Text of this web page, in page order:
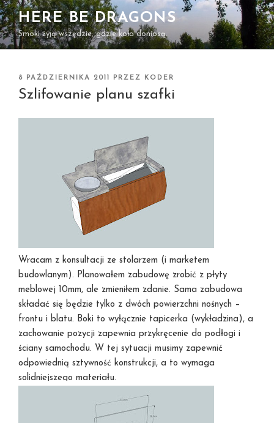
Przejdź
do
treści
HERE BE DRAGONS
Smoki żyją wszędzie, gdzie koła doniosą.
OPUBLIKOWANE
W
8 PAŹDZIERNIKA 2011 PRZEZ KODER
Szlifowanie planu szafki
Wracam z konsultacji ze stolarzem (i marketem
budowlanym). Planowałem zabudowę zrobić z płyty
meblowej 10mm, ale zmieniłem zdanie. Sama zabudowa
składać się będzie tylko z dwóch powierzchni nośnych –
frontu i blatu. Boki to wyłącznie tapicerka (wykładzina), a
zachowanie pozycji zapewnia przykręcenie do podłogi i
ściany samochodu. W tej sytuacji musimy zapewnić
odpowiednią sztywność konstrukcji, a to wymaga
solidniejszego materiału.